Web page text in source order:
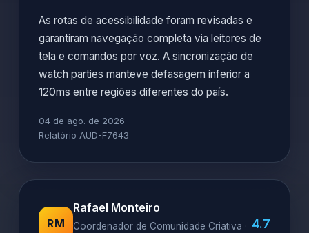
As rotas de acessibilidade foram revisadas e
garantiram navegação completa via leitores de
tela e comandos por voz. A sincronização de
watch parties manteve defasagem inferior a
120ms entre regiões diferentes do país.
04 de ago. de 2026
Relatório AUD-F7643
RM
Rafael Monteiro
Coordenador de Comunidade Criativa · 4.7